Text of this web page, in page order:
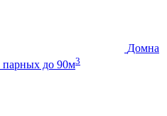
Домна
парных до 90м3